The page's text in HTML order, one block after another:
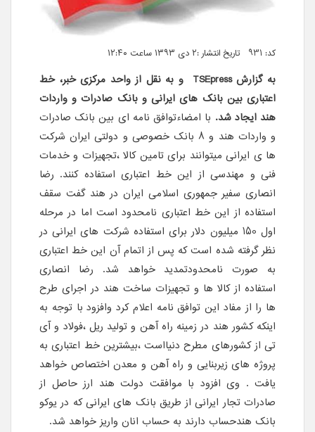
کد: 931 تاریخ انتشار :۲ دی ۱۳۹۳ ساعت ۱۲:۴۰
به گزارش TSEpress و به نقل از واحد مرکزی خبر،
خط
اعتباری بین بانک های ایرانی و بانک صادرات و واردات
هند ایجاد شد. با امضاءتوافق نامه ای بین بانک صادرات
و واردات هند و 8 بانک خصوصی و دولتی ایران شرکت
ها ی ایرانی میتوانند برای تامین کالا ،تجهیزات و خدمات
فنی و مهندسی از این خط اعتباری استفاده کنند. رضا
انصاری سفیر جمهوری اسلامی ایران در هند گفت سقف
استفاده از این خط اعتباری نامحدود است اما در مرحله
اول 150 میلیون دلار برای استفاده شرکت های ایرانی در
نظر گرفته شده است که پس از اتمام آن این خط اعتباری
به صورت نامحدودتمدید خواهد شد. رضا انصاری
استفاده از کالا ها و تجهیزات ساخت هند در اجرای طرح
ها را از مفاد این توافق نامه اعلام کرد وافزود با توجه به
اینکه کشور هند در زمینه راه آهن و تولید ریل ،فولاد و آی
تی از کشورهای مطرح دنیااست ،بیشترین خط اعتباری به
پروژه های زیربنایی و راه آهن و معدن اختصاص خواهد
یافت . وی افزود با موافقت دولت هند ارز حاصل از
صادرات تجار ایرانی از طریق بانک های ایرانی که در یوکو
بانک هندحساب دارند به حساب انان واریز خواهد شد.